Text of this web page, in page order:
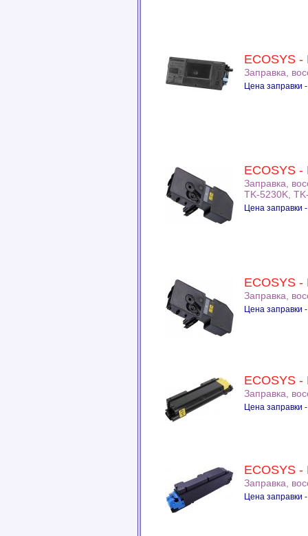
ECOSYS
Заправка,
Цена заправки
ECOSYS
Заправка,
TK-5230K,
Цена заправки
ECOSYS
Заправка,
Цена заправки
ECOSYS
Заправка,
Цена заправки
ECOSYS
Заправка,
Цена заправки